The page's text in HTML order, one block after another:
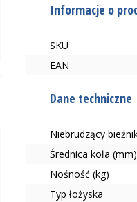
Informacje o
SKU
EAN
Dane techniczne
Niebrudzący
Średnica koła (mm)
Nośność (kg)
Typ łożyska